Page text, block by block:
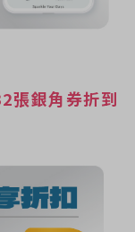
張銀角券折到